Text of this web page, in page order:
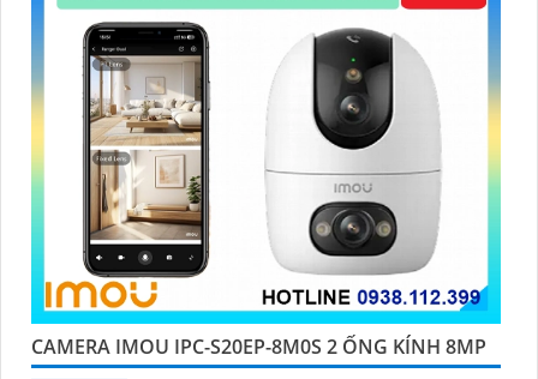
CAMERA IMOU IPC-S20EP-8M0S 2 ỐNG KÍNH 8MP